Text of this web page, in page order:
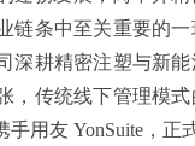
链条中至关重要的
深耕精密注塑与新
，传统线下管理模
用友 YonSuite，正